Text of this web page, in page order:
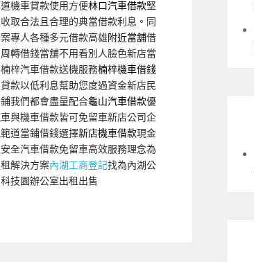
機車貸款使用方便林口汽車借款堅
收取合法且合理的典當借款利息。同
專人各種多元借款高雄附近當舖借
轉借錢當舖不用看別人臉色新店當
梓汽車借款送機服務楠梓機車借錢
貸款以低利息幫助您度過資金新店民
我們都會盡量配合龜山汽車借款優
與機車借款皆可免留車新店公司企
道當鋪借錢選擇新店機車借款現金
全汽車借款免留車高效服務理念為
解決方案內湖工商登記找為內湖公
技園辦公室出租出售